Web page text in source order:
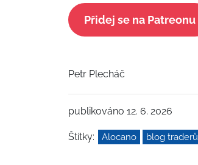
Přidej se na Patreonu
Petr Plecháč
publikováno 12. 6. 2026
Štítky: Alocano blog traderů